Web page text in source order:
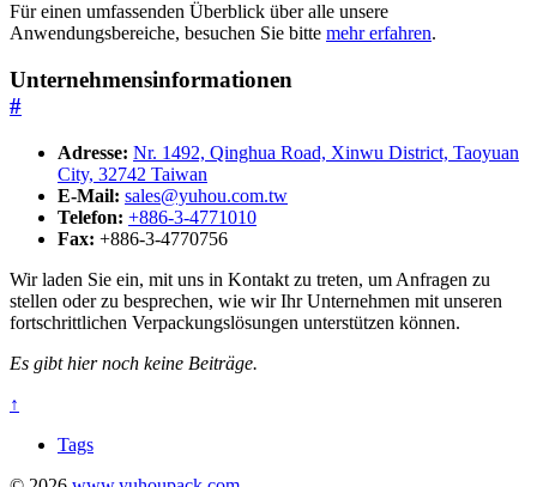
Für einen umfassenden Überblick über alle unsere
Anwendungsbereiche, besuchen Sie bitte mehr erfahren.
Unternehmensinformationen
#
Adresse: Nr. 1492, Qinghua Road, Xinwu District, Taoyuan
City, 32742 Taiwan
E-Mail: sales@yuhou.com.tw
Telefon: +886-3-4771010
Fax: +886-3-4770756
Wir laden Sie ein, mit uns in Kontakt zu treten, um Anfragen zu
stellen oder zu besprechen, wie wir Ihr Unternehmen mit unseren
fortschrittlichen Verpackungslösungen unterstützen können.
Es gibt hier noch keine Beiträge.
↑
Tags